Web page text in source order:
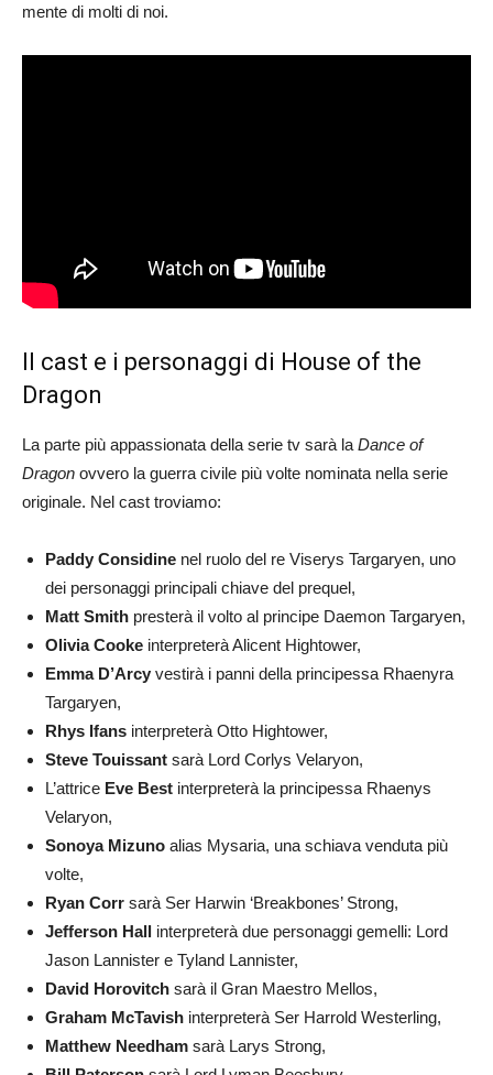
mente di molti di noi.
Il cast e i personaggi di House of the
Dragon
La parte più appassionata della serie tv sarà la Dance of
Dragon ovvero la guerra civile più volte nominata nella serie
originale. Nel cast troviamo:
Paddy Considine nel ruolo del re Viserys Targaryen, uno
dei personaggi principali chiave del prequel,
Matt Smith presterà il volto al principe Daemon Targaryen,
Olivia Cooke interpreterà Alicent Hightower,
Emma D’Arcy vestirà i panni della principessa Rhaenyra
Targaryen,
Rhys Ifans interpreterà Otto Hightower,
Steve Touissant sarà Lord Corlys Velaryon,
L’attrice Eve Best interpreterà la principessa Rhaenys
Velaryon,
Sonoya Mizuno alias Mysaria, una schiava venduta più
volte,
Ryan Corr sarà Ser Harwin ‘Breakbones’ Strong,
Jefferson Hall interpreterà due personaggi gemelli: Lord
Jason Lannister e Tyland Lannister,
David Horovitch sarà il Gran Maestro Mellos,
Graham McTavish interpreterà Ser Harrold Westerling,
Matthew Needham sarà Larys Strong,